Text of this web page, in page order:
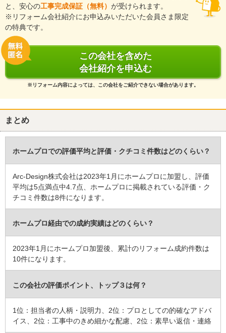
※ホームプロ加盟前の成約者にいただいた評価です
5
新聞に入っていたチラシを見てこちらの会社を知り、屋根の葺き替
えをお願いしました。足場を作らずに、２階のベランダから屋根に
上がり、ベランダから屋根材を持ち込んで工事をしていましたの
に、しっかりとした養生をして、後片付けもきれいにしていまし
た。工事をする前に説明を受けて期待をしておりましたが、それを
上回る仕上がりに大変満足しています。価格はこれくらいはするだ
ろうと思います。何か気になることがあれば、来てくださるとのこ
とですから、その際は相談させていただくつもりです。もしも、今
後にリフォームをする機会があれば、こちらの会社にお願いしたい
と思います。
この会社に決めた理由
リフォーム会社からの返答
この度は外装工事をご依頼いただき誠にありがとうございます。
今回、近隣の建物との空きがほとんどなく足場を設けられず、材料
を室内から上げさせていただく形となり、大変ご迷惑をお掛けして
申し訳ございませんでした。懸念されていた雨漏りも今回の工事で
良いリフレッシュの時間となりました。
今後とも何かご用の際はよろしくお願い申し上げます。
と、安心の工事完成保証（無料） が受けられます。
※リフォーム会社紹介にお申込みいただいた会員さま限定
の特典です。
この会社を含めた
会社紹介を申込む
※リフォーム内容によっては、この会社をご紹介できない場合があります。
まとめ
ホームプロでの評価平均と評価・クチコミ件数はどのくらい？
Arc-Design株式会社は2023年1月にホームプロに加盟し、評価
平均は5点満点中4.7点、ホームプロに掲載されている評価・ク
チコミ件数は8件になります。
ホームプロ経由での成約実績はどのくらい？
2023年1月にホームプロ加盟後、累計のリフォーム成約件数は
10件になります。
この会社の評価ポイント、トップ３は何？
1位：担当者の人柄・説明力、2位：プロとしての的確なアドバ
イス、2位：工事中のきめ細かな配慮、2位：素早い返信・連絡